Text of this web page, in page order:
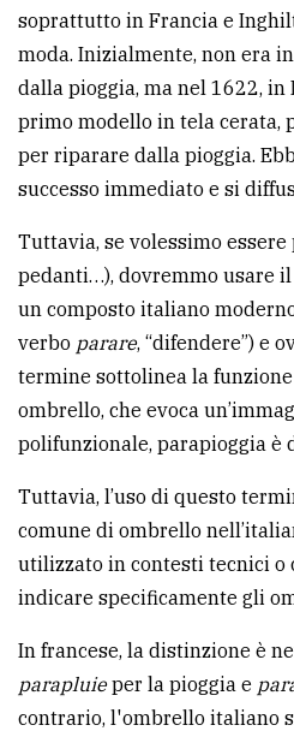
PRIVACY
Privacy
policy
policy
soprattutto in Francia e
moda. Inizialmente, non era
dalla pioggia, ma nel 1622,
primo modello in tela cerata,
per riparare dalla pioggia.
successo immediato e si
Tuttavia, se volessimo
pedanti…), dovremmo usare
un composto italiano
verbo parare, “difendere”) e
termine sottolinea la
ombrello, che evoca
polifunzionale, parapioggia è
Tuttavia, l’uso di questo
comune di ombrello
utilizzato in contesti tecnici o
indicare specificamente gli
In francese, la distinzione è
parapluieper la pioggia e
contrario, l'ombrello italiano